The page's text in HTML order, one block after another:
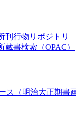
刊行物リポジトリ
書検索（OPAC）
ス（明治大正期書